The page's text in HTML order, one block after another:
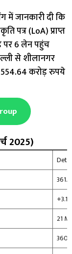
में जानकारी दी कि
पत्र (LoA) प्राप्त
पर 6 लेन पहुंच
से शीलानगर
करोड़ रुपये
2025)
21